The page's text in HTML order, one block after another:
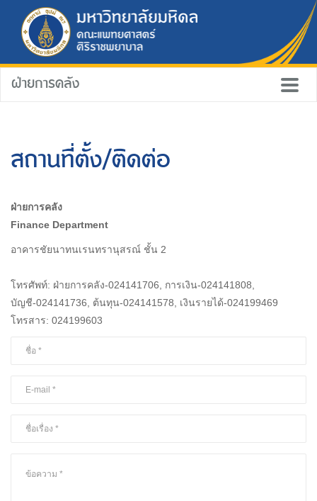
ฝ่ายการคลัง
สถานที่ตั้ง/ติดต่อ
ฝ่ายการคลัง
Finance Department
อาคารชัยนาทนเรนทรานุสรณ์ ชั้น 2
โทรศัพท์: ฝ่ายการคลัง-024141706, การเงิน-024141808,
บัญชี-024141736, ต้นทุน-024141578, เงินรายได้-024199469
โทรสาร: 024199603